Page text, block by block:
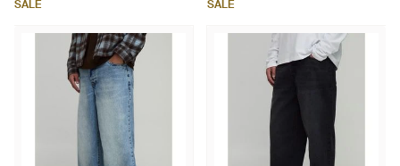
SALE SALE